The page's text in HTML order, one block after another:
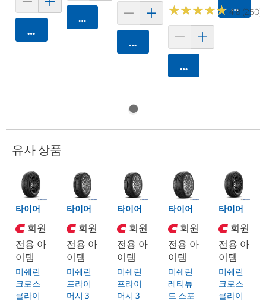
카트에 담기
카트에 담기
카트에 담기
★★★★★
★★★★★ 4.8 (250)
카트에 담기
카트에
유사 상품
타이어
회원
전용 아
이템
미쉐린
크로스
클라이
타이어
회원
전용 아
이템
미쉐린
프라이
머시 3
타이어
회원
전용 아
이템
미쉐린
프라이
머시 3
타이어
회원
전용 아
이템
미쉐린
레티튜
드 스포
타이어
회원
전용 아
이템
미쉐린
크로스
클라이